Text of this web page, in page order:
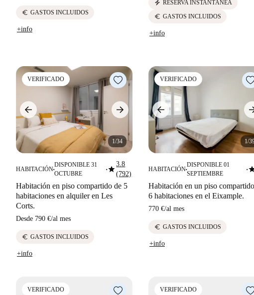
euro GASTOS INCLUIDOS
+info
electric_bolt RESERVA INSTANTÁNEA
euro GASTOS INCLUIDOS
+info
VERIFICADO
1/34
HABITACIÓN■
DISPONIBLE 31
OCTUBRE
■star3.8
(792)
Habitación en piso compartido de 5
habitaciones en alquiler en Les
Corts.
Desde 790 €/al mes
euro GASTOS INCLUIDOS
+info
VERIFICADO
1/
HABITACIÓN■
DISPONIBLE 01
SEPTIEMBRE
■
Habitación en un piso
6 habitaciones en el Eixample.
770 €/al mes
euro GASTOS INCLUIDOS
+info
VERIFICADO VERIFICADO